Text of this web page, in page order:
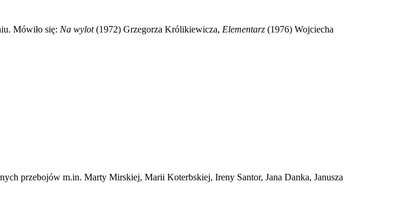
Mówiło się: Na wylot(1972) Grzegorza Królikiewicza, Elementarz (1976) Wojciecha
przebojów m.in. Marty Mirskiej, Marii Koterbskiej, Ireny Santor, Jana Danka, Janusza